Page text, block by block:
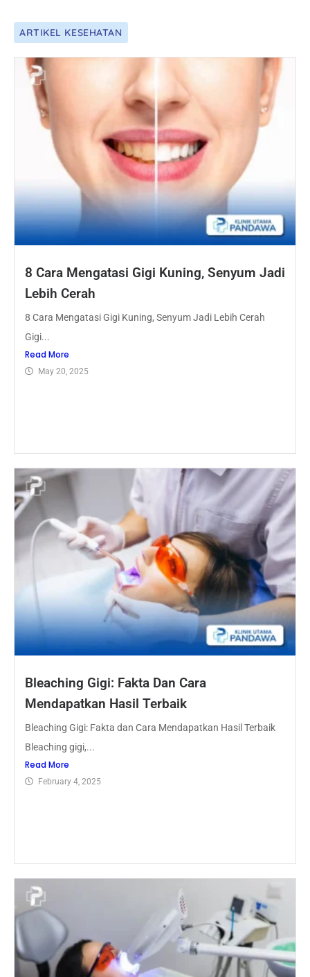
ARTIKEL KESEHATAN
8 Cara Mengatasi Gigi Kuning, Senyum Jadi
Lebih Cerah
8 Cara Mengatasi Gigi Kuning, Senyum Jadi Lebih Cerah
Gigi...
Read More
May 20, 2025
Bleaching Gigi: Fakta Dan Cara
Mendapatkan Hasil Terbaik
Bleaching Gigi: Fakta dan Cara Mendapatkan Hasil Terbaik
Bleaching gigi,...
Read More
February 4, 2025